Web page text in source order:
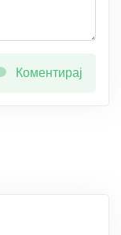
Коментирај